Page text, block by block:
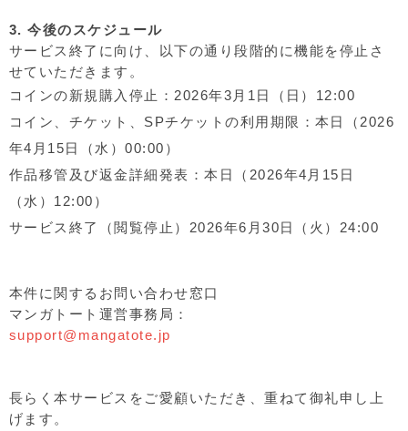
3. 今後のスケジュール
サービス終了に向け、以下の通り段階的に機能を停止さ
せていただきます。
コインの新規購入停止：2026年3月1日（日）12:00
コイン、チケット、SPチケットの利用期限：本日（2026
年4月15日（水）00:00）
作品移管及び返金詳細発表：本日（2026年4月15日
（水）12:00）
サービス終了（閲覧停止）2026年6月30日（火）24:00
本件に関するお問い合わせ窓口
マンガトート運営事務局：
support@mangatote.jp
長らく本サービスをご愛顧いただき、重ねて御礼申し上
げます。